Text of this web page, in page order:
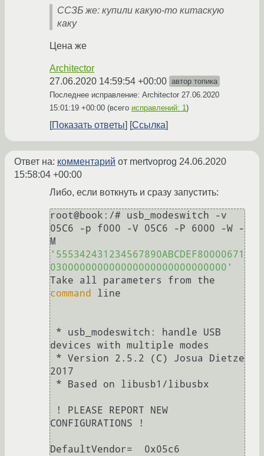
ССЗБ же: купили какую-то китаскую
каку
Цена же
Architector
27.06.2020 14:59:54 +00:00 автор топика
Последнее исправление: Architector 27.06.2020
15:01:19 +00:00 (всего исправлений: 1)
Показать ответы Ссылка
Ответ на: комментарий от mertvoprog 24.06.2020
15:58:04 +00:00
Либо, если воткнуть и сразу запустить:
root@book:/# usb_modeswitch -v
05C6 -p f000 -V 05C6 -P 6000 -W -
'555342431234567890ABCDEF80000671
030000000000000000000000000000'
command
line
devices with multiple modes
2017
CONFIGURATIONS !
DefaultVendor=  0x05c6